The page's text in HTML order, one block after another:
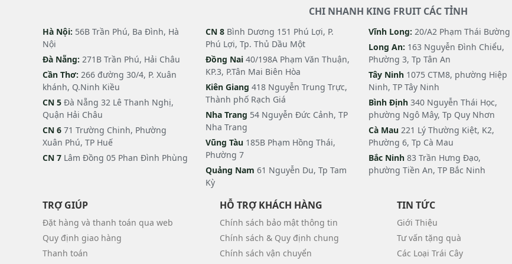
CHI NHANH KING FRUIT CÁC TỈNH
Hà Nội: 56B Trần Phú, Ba Đình, Hà
Nội
Đà Nẵng: 271B Trần Phú, Hải Châu
Cần Thơ: 266 đường 30/4, P. Xuân
khánh, Q.Ninh Kiều
CN 5 Đà Nẵng 32 Lê Thanh Nghị,
Quận Hải Châu
CN 6 71 Trường Chinh, Phường
Xuân Phú, TP Huế
CN 7 Lâm Đồng 05 Phan Đình Phùng
CN 8 Bình Dương 151 Phú Lợi, P.
Phú Lợi, Tp. Thủ Dầu Một
Đồng Nai 40/198A Phạm Văn Thuận,
KP.3, P.Tân Mai Biên Hòa
Kiên Giang 418 Nguyễn Trung Trực,
Thành phố Rạch Giá
Nha Trang 54 Nguyễn Đức Cảnh, TP
Nha Trang
Vũng Tàu 185B Phạm Hồng Thái,
Phường 7
Quảng Nam 61 Nguyễn Du, Tp Tam
Kỳ
Vĩnh Long: 20/A2 Phạm Thái Bường
Long An: 163 Nguyễn Đình Chiểu,
Phường 3, Tp Tân An
Tây Ninh 1075 CTM8, phường Hiệp
Ninh, TP Tây Ninh
Bình Định 340 Nguyễn Thái Học,
phường Ngô Mây, Tp Quy Nhơn
Cà Mau 221 Lý Thường Kiệt, K2,
Phường 6, Tp Cà Mau
Bắc Ninh 83 Trần Hưng Đạo,
phường Tiền An, TP Bắc Ninh
TRỢ GIÚP
Đặt hàng và thanh toán qua web
Quy định giao hàng
Thanh toán
HỖ TRỢ KHÁCH HÀNG
Chính sách bảo mật thông tin
Chính sách & Quy định chung
Chính sách vận chuyển
TIN TỨC
Giới Thiệu
Tư vấn tặng quà
Các Loại Trái Cây